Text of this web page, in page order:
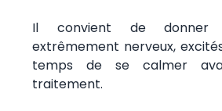
Il convient de donner
extrêmement nerveux,
temps de se calmer
traitement.